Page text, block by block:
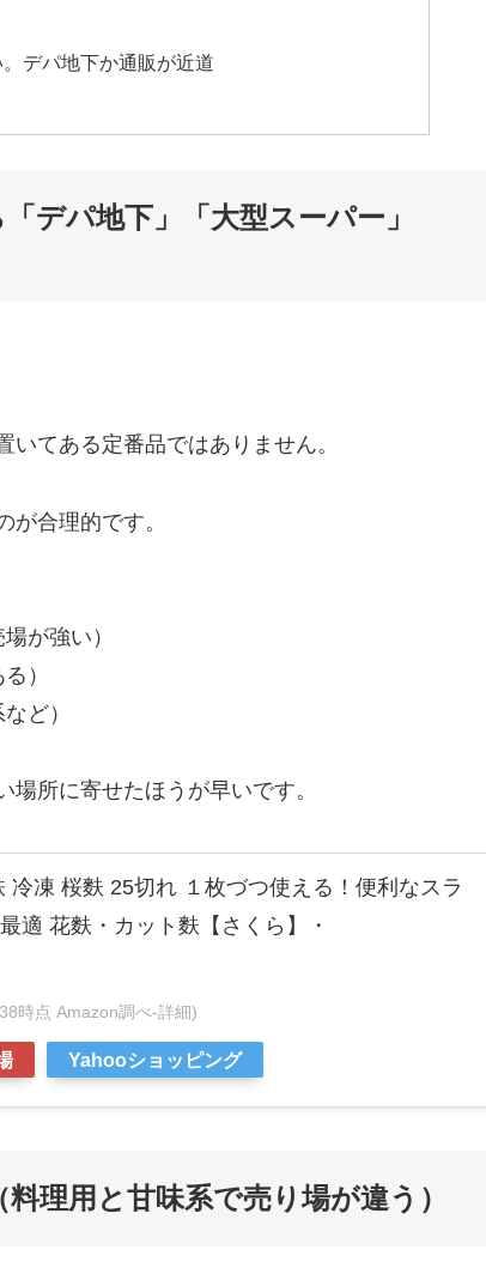
デパ地下か通販が近道
デパ地下」「大型スーパー」
てある定番品ではありません。
合理的です。
が強い）
）
ど）
場所に寄せたほうが早いです。
冷凍 桜麩 25切れ １枚づつ使える！便利なスラ
適 花麩・カット麩【さくら】・
時点 Amazon調べ-詳細)
Yahooショッピング
理用と甘味系で売り場が違う）